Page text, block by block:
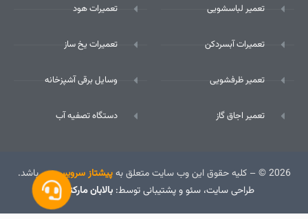
تعمیر لباسشویی
تعمیرات آبسردکن
تعمیر ظرفشویی
تعمیر اجاق گاز
تعمیرات هود
تعمیرات یخ ساز
وسایل برقی آشپزخانه
دستگاه تصفیه آب
2026 © – کلیه حقوق این وب سایت متعلق به پیشتاز سرویسمی باشد.
طراحی سایت، سئو و پشتیبانی توسط: بالابان مارکتینگ